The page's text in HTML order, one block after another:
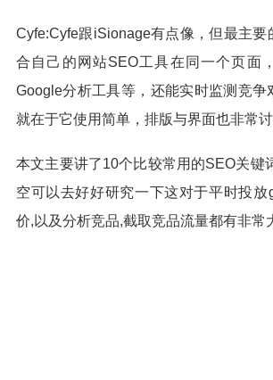
Cyfe:Cyfe跟iSionage有点像，但最主要
合自己的网站SEO工具在同一个页面
Google分析工具等，还能实时监测竞争
就在于它使用简单，排版与界面也非常
本文主要讲了10个比较常用的SEO关键
空可以去好好研究一下这对于平时投放
价,以及分析竞品,截取竞品流量都有非常